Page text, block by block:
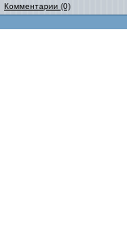
Комментарии (0)